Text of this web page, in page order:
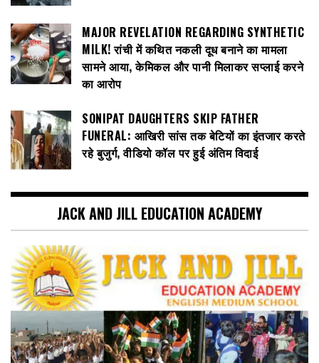
MAJOR REVELATION REGARDING SYNTHETIC
MILK! रांची में कथित नकली दूध बनाने का मामला
सामने आया, केमिकल और पानी मिलाकर सप्लाई करने
का आरोप
SONIPAT DAUGHTERS SKIP FATHER
FUNERAL: आखिरी सांस तक बेटियों का इंतजार करते
रहे बुजुर्ग, वीडियो कॉल पर हुई अंतिम विदाई
JACK AND JILL EDUCATION ACADEMY